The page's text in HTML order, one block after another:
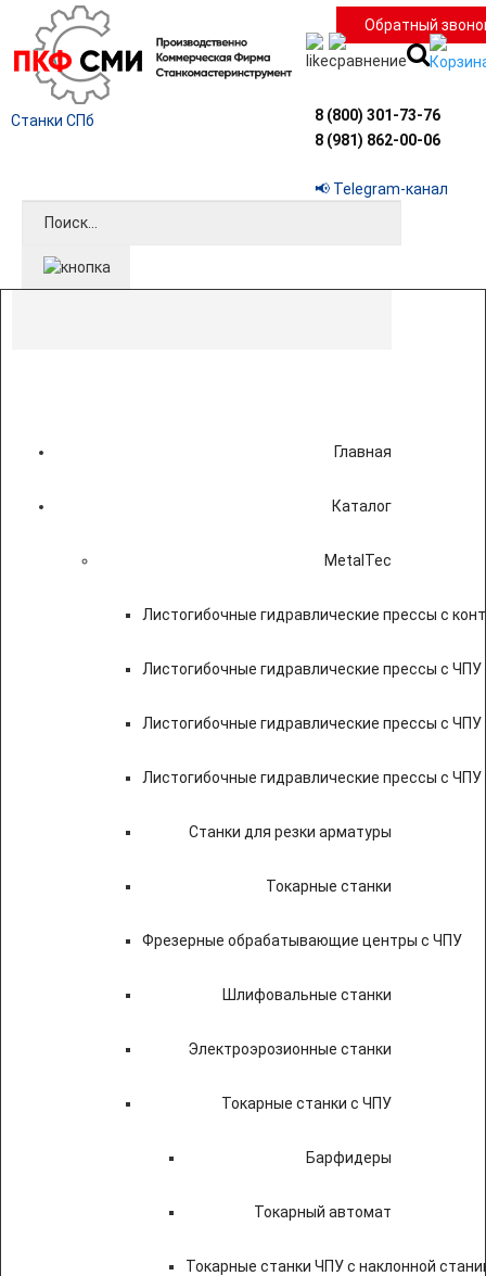
Станки СПб
Обратный
8 (800) 301-73-76
8 (981) 862-00-06
📢 Telegram-канал
Главная
Каталог
MetalTec
Листогибочные гидравлические прессы с
Листогибочные гидравлические прессы с
Листогибочные гидравлические прессы с ЧПУ
Листогибочные гидравлические прессы с
Станки для резки арматуры
Токарные станки
Фрезерные обрабатывающие центры с ЧПУ
Шлифовальные станки
Электроэрозионные станки
Токарные станки с ЧПУ
Барфидеры
Токарный автомат
Токарные станки ЧПУ c наклонной